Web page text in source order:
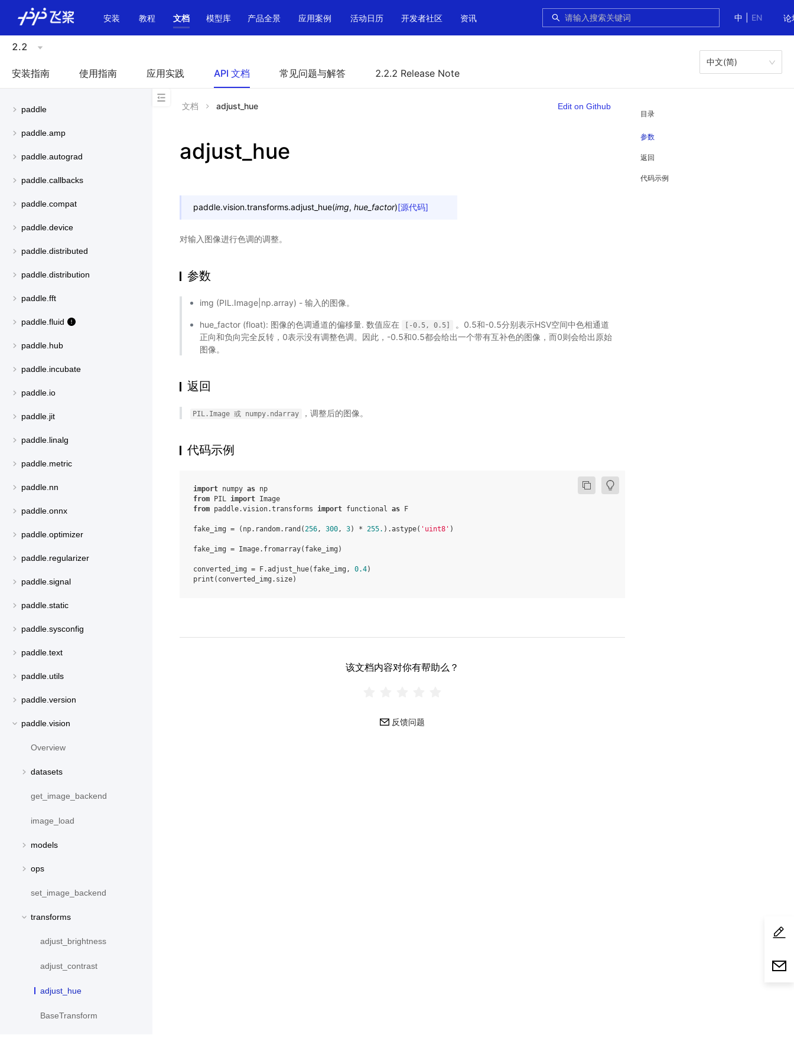
中
EN 论
安装 教程 文档 模型库 产品全景 应用案例 活动日历 开发者社区 资讯
2.2
安装指南 使用指南 应用实践 API 文档 常见问题与解答 2.2.2 Release Note
中文(简)
paddle
paddle.amp
paddle.autograd
paddle.callbacks
paddle.compat
paddle.device
paddle.distributed
paddle.distribution
paddle.fft
paddle.fluid
paddle.hub
paddle.incubate
paddle.io
paddle.jit
paddle.linalg
paddle.metric
paddle.nn
paddle.onnx
paddle.optimizer
paddle.regularizer
paddle.signal
paddle.static
paddle.sysconfig
paddle.text
paddle.utils
paddle.version
paddle.vision
Overview
datasets
get_image_backend
image_load
models
ops
set_image_backend
transforms
adjust_brightness
adjust_contrast
adjust_hue
BaseTransform
目录
参数
返回
代码示例
文档 adjust_hue Edit on Github
adjust_hue
paddle.vision.transforms.adjust_hue(img, hue_factor)[源代码]
对输入图像进行色调的调整。
参数
img (PIL.Image|np.array) - 输入的图像。
hue_factor (float): 图像的色调通道的偏移量. 数值应在 [-0.5, 0.5]
。0.5和-0.5分别表示HSV空间中色相通道
正向和负向完全反转，0表示没有调整色调。因此，-0.5和0.5都会给出一个带有互补色的图像，而0则会给出原始
图像。
返回
PIL.Image 或 numpy.ndarray ，调整后的图像。
代码示例
import numpy as np
from
PIL import Image
from paddle.vision.transforms import functional as F
fake_img = ( np. random. rand (256, 300, 3) * 255. ) .astype( 'uint8' )
fake_img = Image. fromarray( fake_img )
converted_img = F.adjust_hue( fake_img , 0.4)
print ( converted_img . size)
该文档内容对你有帮助么？
反馈问题